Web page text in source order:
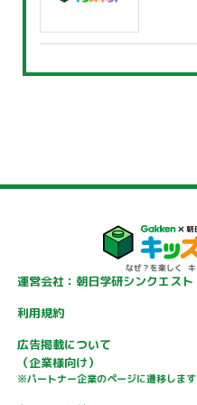
運営会社：朝日学研シンクエスト
利用規約
広告掲載について
（企業様向け）
※パートナー企業のページに遷移します